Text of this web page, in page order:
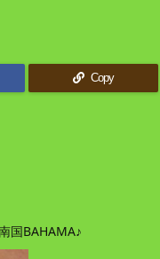
Copy
国BAHAMA♪